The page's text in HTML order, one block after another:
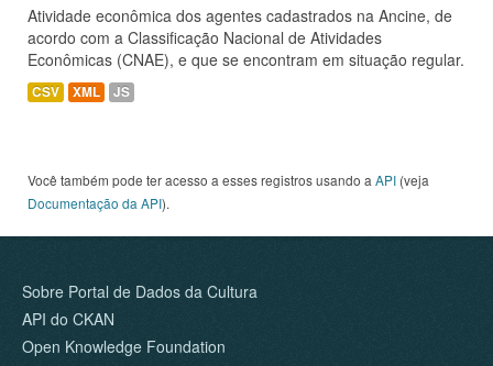
Atividade econômica dos agentes cadastrados na Ancine, de
acordo com a Classificação Nacional de Atividades
Econômicas (CNAE), e que se encontram em situação regular.
CSV XML JS
Você também pode ter acesso a esses registros usando a API (veja
Documentação da API).
Sobre Portal de Dados da Cultura
API do CKAN
Open Knowledge Foundation